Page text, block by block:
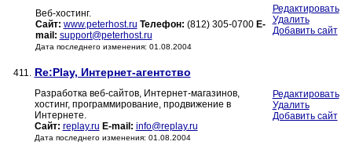
Веб-хостинг.
Сайт: www.peterhost.ru Телефон: (812) 305-0700 E-
mail: support@peterhost.ru
Дата последнего изменения: 01.08.2004
Редактировать
Удалить
Добавить сайт
411. Re:Play, Интернет-агентство
Разработка веб-сайтов, Интернет-магазинов,
хостинг, программирование, продвижение в
Интернете.
Сайт: replay.ru E-mail: info@replay.ru
Дата последнего изменения: 01.08.2004
Редактировать
Удалить
Добавить сайт